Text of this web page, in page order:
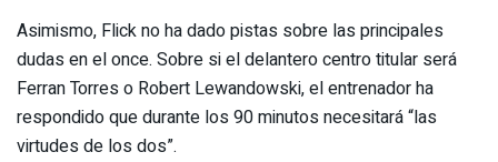
Asimismo, Flick no ha dado pistas sobre las principales
dudas en el once. Sobre si el delantero centro titular será
Ferran Torres o Robert Lewandowski, el entrenador ha
respondido que durante los 90 minutos necesitará “las
virtudes de los dos”.